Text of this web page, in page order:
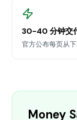
30-40 分钟交
官方公布每页从下
Money